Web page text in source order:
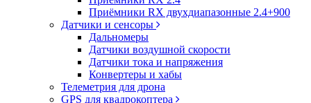
Приёмники RX двухдиапазонные 2.4+900
Датчики и сенсоры
Дальномеры
Датчики воздушной скорости
Датчики тока и напряжения
Конвертеры и хабы
Телеметрия для дрона
GPS для квадрокоптера